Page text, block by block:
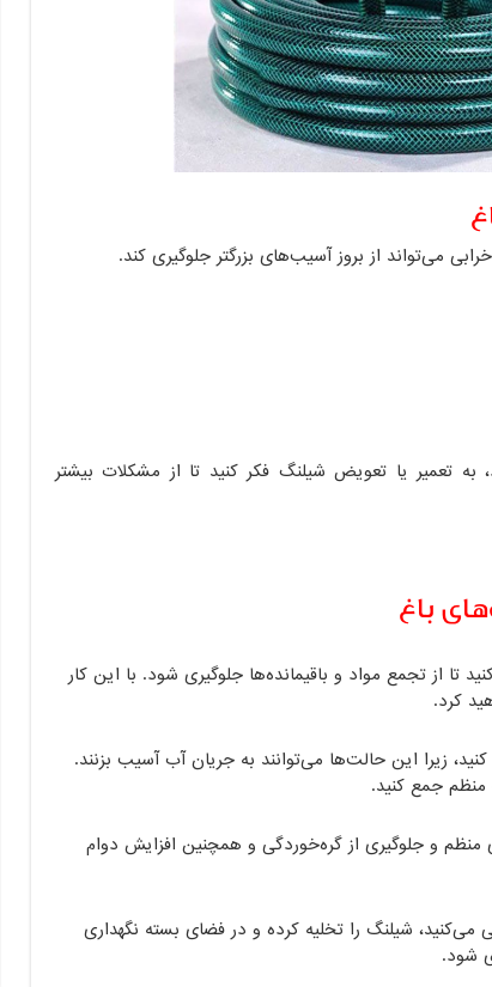
می‌تواند از بروز آسیب‌های بزرگتر جلوگیری کند.
تعمیر یا تعویض شیلنگ فکر کنید تا از مشکلات بیشتر
باغ
تا از تجمع مواد و باقیمانده‌ها جلوگیری شود. با این کار
کرد.
زیرا این حالت‌ها می‌توانند به جریان آب آسیب بزنند.
منظم جمع کنید.
منظم و جلوگیری از گره‌خوردگی و همچنین افزایش دوام
می‌کنید، شیلنگ را تخلیه کرده و در فضای بسته نگهداری
شود.